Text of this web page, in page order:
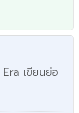
เขียนย่อ